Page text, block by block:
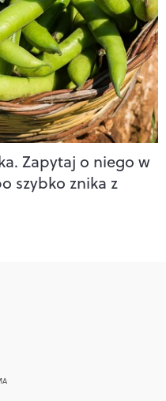
Zapytaj o niego w
szybko znika z